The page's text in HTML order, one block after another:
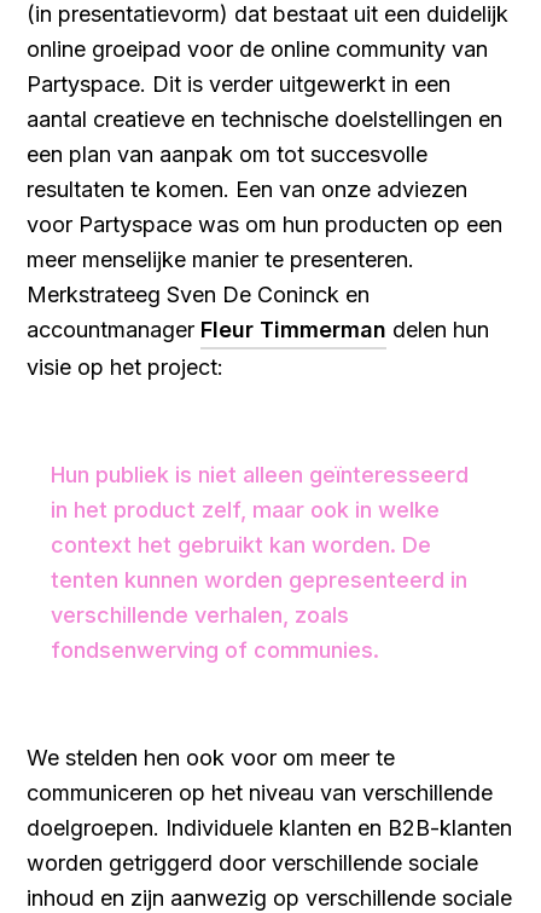
(in presentatievorm) dat bestaat uit een duidelijk
online groeipad voor de online community van
Partyspace. Dit is verder uitgewerkt in een
aantal creatieve en technische doelstellingen en
een plan van aanpak om tot succesvolle
resultaten te komen. Een van onze adviezen
voor Partyspace was om hun producten op een
meer menselijke manier te presenteren.
Merkstrateeg Sven De Coninck en
accountmanager Fleur Timmerman delen hun
visie op het project:
Hun publiek is niet alleen geïnteresseerd
in het product zelf, maar ook in welke
context het gebruikt kan worden. De
tenten kunnen worden gepresenteerd in
verschillende verhalen, zoals
fondsenwerving of communies.
We stelden hen ook voor om meer te
communiceren op het niveau van verschillende
doelgroepen. Individuele klanten en B2B-klanten
worden getriggerd door verschillende sociale
inhoud en zijn aanwezig op verschillende sociale